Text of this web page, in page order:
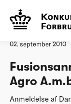
Forside
02. september 2010
Agro
Anmeldelse af